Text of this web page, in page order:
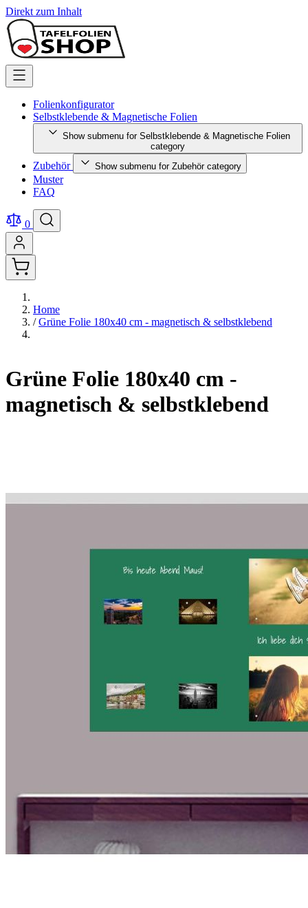
Direkt zum Inhalt
Folienkonfigurator
Selbstklebende & Magnetische Folien
Show submenu for Selbstklebende & Magnetische Folien
category
Zubehör Show submenu for Zubehör category
Muster
FAQ
0
Home
/ Grüne Folie 180x40 cm - magnetisch & selbstklebend
Grüne Folie 180x40 cm -
magnetisch & selbstklebend